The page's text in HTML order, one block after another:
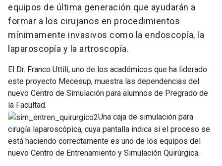
equipos de última generación que ayudarán a
formar a los cirujanos en procedimientos
mínimamente invasivos como la endoscopía, la
laparoscopía y la artroscopía.
El Dr. Franco Uttili, uno de los académicos que ha liderado
este proyecto Mecesup, muestra las dependencias del
nuevo Centro de Simulación para alumnos de Pregrado de
la Facultad.
Una caja de simulación para
cirugía laparoscópica, cuya pantalla indica si el proceso se
está haciendo correctamente es uno de los equipos del
nuevo Centro de Entrenamiento y Simulación Quirúrgica.